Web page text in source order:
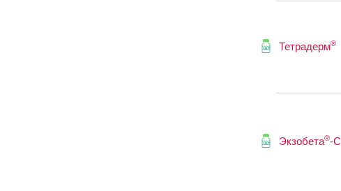
Тетрадерм®
Экзобета®-С